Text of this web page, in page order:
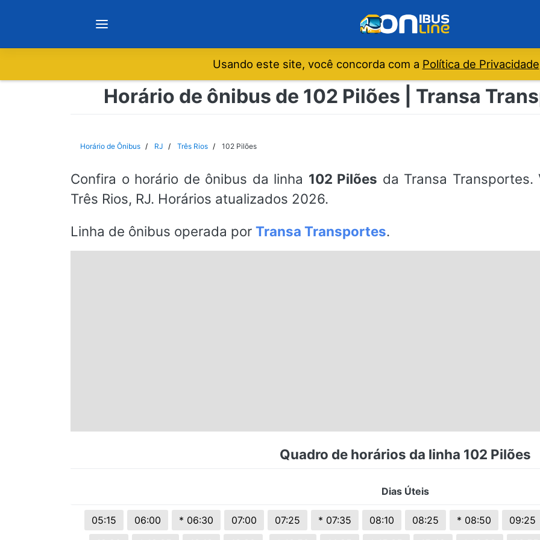
Notícias
São Paulo
Rio de Janeiro
Usando este site, você concorda com a Política de Privacidade
Horário de ônibus de 102 Pilões | Transa
Horário de Ônibus RJ Três Rios 102 Pilões
Confira o horário de ônibus da linha 102 Pilões da Transa
Três Rios, RJ. Horários atualizados 2026.
Linha de ônibus operada por Transa Transportes.
Quadro de horários da linha 102 Pilões
Dias Úteis
05:15 06:00 * 06:30 07:00 07:25 * 07:35 08:10 08:25 * 08:50 09:25